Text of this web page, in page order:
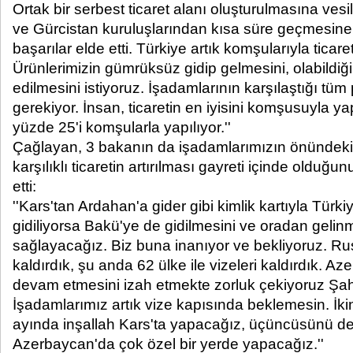
Ortak bir serbest ticaret alanı oluşturulmasına
ve Gürcistan kuruluşlarından kısa süre
başarılar elde etti. Türkiye artık komşularıyla
Ürünlerimizin gümrüksüz gidip gelmesini,
edilmesini istiyoruz. İşadamlarının karşılaştığı tüm
gerekiyor. İnsan, ticaretin en iyisini komşusuyla
yüzde 25'i komşularla yapılıyor.''
Çağlayan, 3 bakanın da işadamlarımızın
karşılıklı ticaretin artırılması gayreti içinde
etti:
''Kars'tan Ardahan'a gider gibi kimlik kartıyla
gidiliyorsa Bakü'ye de gidilmesini ve oradan
sağlayacağız. Biz buna inanıyor ve bekliyoruz.
kaldırdık, şu anda 62 ülke ile vizeleri kaldırdık.
devam etmesini izah etmekte zorluk çekiyoruz
İşadamlarımız artık vize kapısında beklemesin.
ayında inşallah Kars'ta yapacağız, üçüncüsünü
Azerbaycan'da çok özel bir yerde yapacağız.''